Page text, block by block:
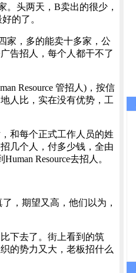
。头两天，B卖出的很少，
的了。
家，多的能卖十多家，公
告招人，每个人都干不了
Resource 管招人)，按信
人比，实在没有优势，工
和每个正式工作人员的姓
几个人，付多少钱，全由
Resource去招人。
，期望又高，他们以为，
下去了。街上看到的筑
的势力又大，老板招什么